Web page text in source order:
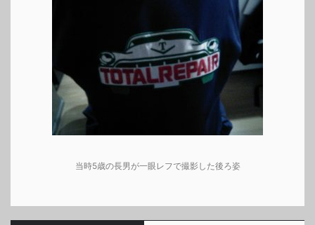
当時5歳の長男が一眼レフで撮影した後ろ姿